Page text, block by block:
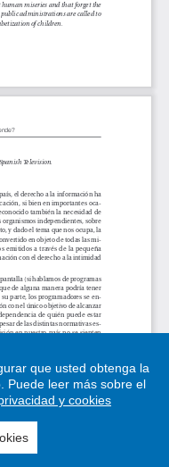
que usted obtenga la
Puede leer más sobre el
y cookies